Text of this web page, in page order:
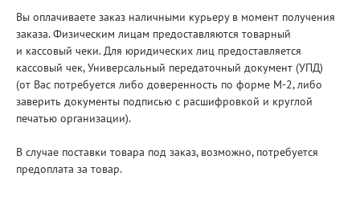
Вы оплачиваете заказ наличными курьеру в момент получения
заказа. Физическим лицам предоставляются товарный
и кассовый чеки. Для юридических лиц предоставляется
кассовый чек, Универсальный передаточный документ (УПД)
(от Вас потребуется либо доверенность по форме М-2, либо
заверить документы подписью с расшифровкой и круглой
печатью организации).
В случае поставки товара под заказ, возможно, потребуется
предоплата за товар.